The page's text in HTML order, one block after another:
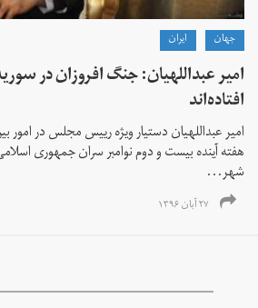
جهان ايران
امیر عبداللهیان: جنگ افروزان در
افتاده‌اند
امیر عبداللهیان دستیار ویژه رییس مجلس در امور
هفته آینده بیست و دوم نوامبر سران جمهوری
شهر...
۲۷ آبان ۱۳۹۶